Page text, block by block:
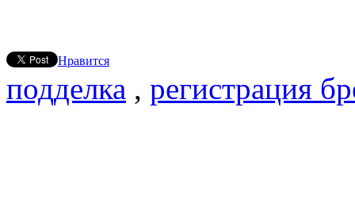
Нравится
подделка , регистрация